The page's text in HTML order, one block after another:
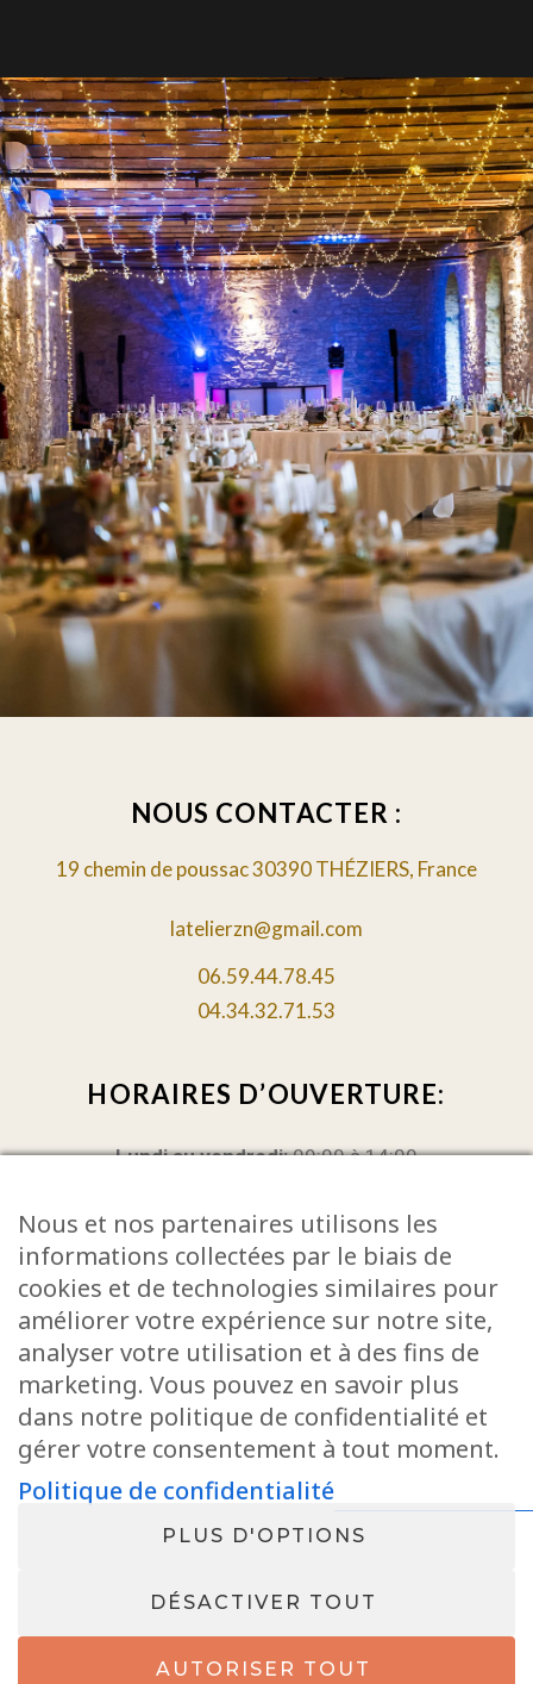
Nous et nos partenaires utilisons les
informations collectées par le biais de
cookies et de technologies similaires pour
améliorer votre expérience sur notre site,
analyser votre utilisation et à des fins de
marketing. Vous pouvez en savoir plus
dans notre politique de confidentialité et
gérer votre consentement à tout moment.
Politique de confidentialité
PLUS D'OPTIONS
DÉSACTIVER TOUT
AUTORISER TOUT
NOUS CONTACTER :
19 chemin de poussac 30390 THÉZIERS, France
latelierzn@gmail.com
06.59.44.78.45
04.34.32.71.53
HORAIRES D’OUVERTURE:
Lundi au vendredi:09:00 à 14:00
L’ATELIER ZN SUR LES RÉSEAUX
SOCIAUX: